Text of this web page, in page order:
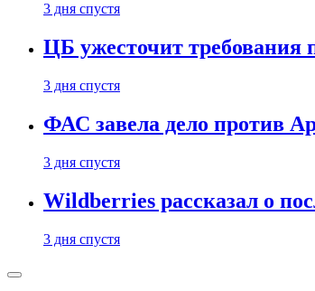
3 дня спустя
ЦБ ужесточит требования
3 дня спустя
ФАС завела дело против
3 дня спустя
Wildberries рассказал о
3 дня спустя